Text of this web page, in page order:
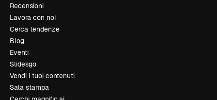
Recensioni
Lavora con noi
Cerca tendenze
Blog
Eventi
Slidesgo
Vendi i tuoi contenuti
Sala stampa